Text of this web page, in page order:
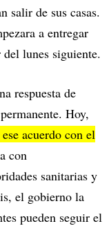
salir de sus casas.
a entregar
lunes siguiente.
respuesta de
Hoy,
acuerdo con el
con
sanitarias y
el gobierno la
pueden seguir el